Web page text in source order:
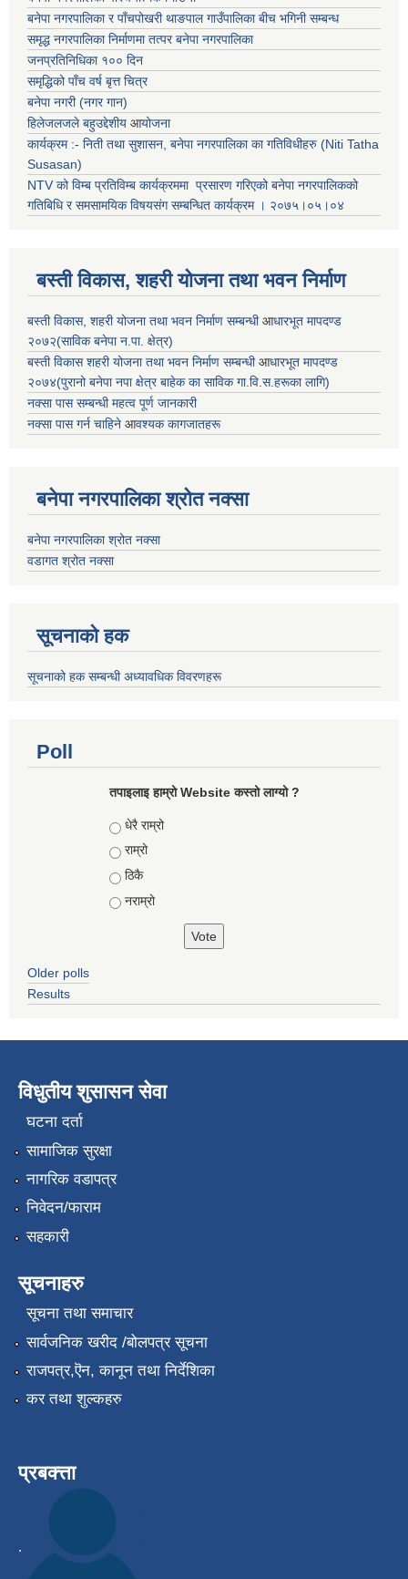
बनेपा नगरपालिका र पाँचपोखरी थाङपाल गाउँपालिका बीच भगिनी सम्बन्ध
समृद्ध नगरपालिका निर्माणमा तत्पर बनेपा नगरपालिका
जनप्रतिनिधिका १०० दिन
समृद्धिको पाँच वर्ष बृत्त चित्र
बनेपा नगरी (नगर गान)
हिलेजलजले बहुउद्देशीय आयोजना
कार्यक्रम :- निती तथा सुशासन, बनेपा नगरपालिका का गतिविधीहरु (Niti Tatha
Susasan)
NTV को विम्ब प्रतिविम्ब कार्यक्रममा प्रसारण गरिएकोबनेपा नगरपालिकको
गतिबिधि र समसामयिक विषयसंग सम्बन्धित कार्यक्रम । २०७५।०५।०४
बस्ती विकास, शहरी योजना तथा भवन निर्माण
बस्ती विकास, शहरी योजना तथा भवन निर्माण सम्बन्धीआधारभूत मापदण्ड
२०७२(साविक बनेपा न.पा. क्षेत्र)
बस्ती विकास शहरी योजना तथा भवन निर्माण सम्बन्धीआधारभूत मापदण्ड
२०७४(पुरानो बनेपा नपा क्षेत्र बाहेक का साविक गा.वि.स.हरूका लागि)
नक्सा पास सम्बन्धी महत्व पूर्ण जानकारी
नक्सा पास गर्न चाहिने आवश्यक कागजातहरू
बनेपा नगरपालिका श्रोत नक्सा
बनेपा नगरपालिका श्रोत नक्सा
वडागत श्रोत नक्सा
सूचनाको हक
सूचनाको हक सम्बन्धी अध्यावधिक विवरणहरू
Poll
तपाइलाइ हाम्रो Website कस्तो लाग्यो ?
Choices
धेरै राम्रो
राम्रो
ठिकै
नराम्रो
Older polls
Results
विधुतीय शुसासन सेवा
घटना दर्ता
सामाजिक सुरक्षा
नागरिक वडापत्र
निवेदन/फाराम
सहकारी
सूचनाहरु
सूचना तथा समाचार
सार्वजनिक खरीद /बोलपत्र सूचना
राजपत्र,ऎन, कानून तथा निर्देशिका
कर तथा शुल्कहरु
प्रबक्त्ता
.